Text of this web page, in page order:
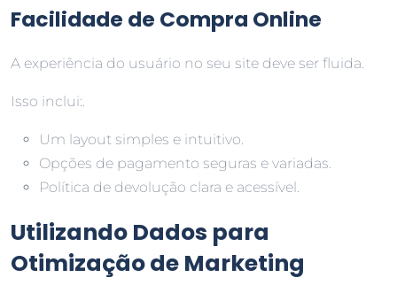
Facilidade de Compra Online
A experiência do usuário no seu site deve ser fluida.
Isso inclui:.
Um layout simples e intuitivo.
Opções de pagamento seguras e variadas.
Política de devolução clara e acessível.
Utilizando Dados para
Otimização de Marketing